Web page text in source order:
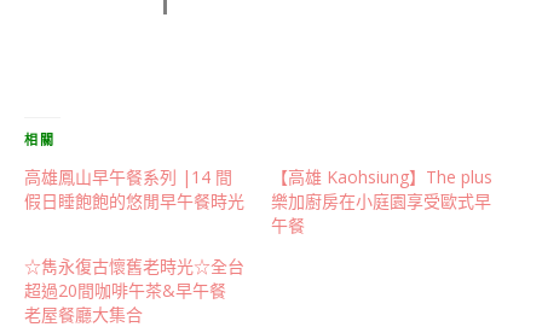
相關
高雄鳳山早午餐系列 |14 間
假日睡飽飽的悠閒早午餐時光
【高雄 Kaohsiung】The plus
樂加廚房在小庭園享受歐式早
午餐
☆雋永復古懷舊老時光☆全台
超過20間咖啡午茶&早午餐
老屋餐廳大集合